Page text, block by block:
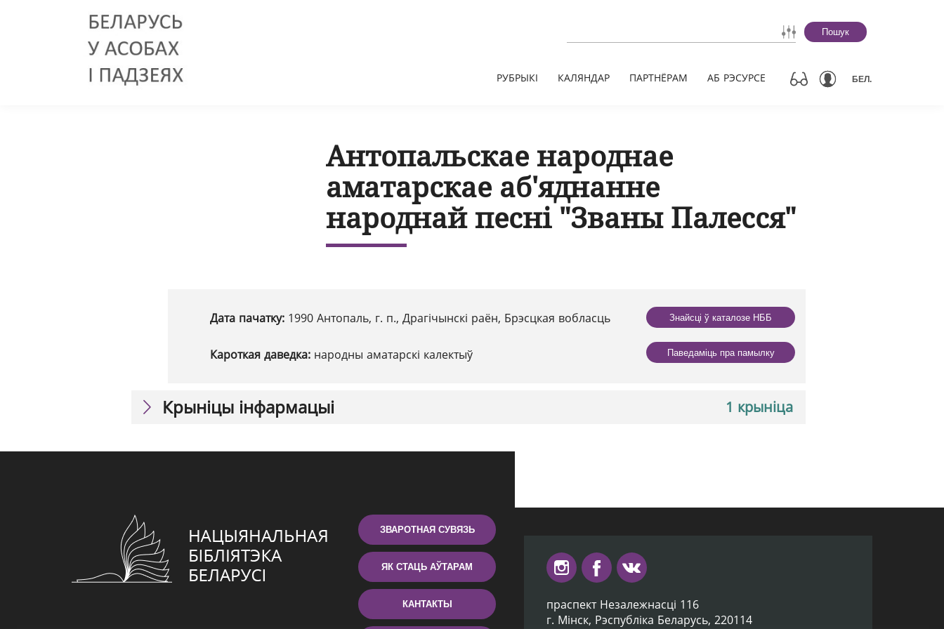
Пошук
РУБРЫКІ КАЛЯНДАР ПАРТНЁРАМ АБ РЭСУРСЕ БЕЛ.
Антопальскае народнае
аматарскае аб'яднанне
народнай песні "Званы Палесся"
Дата пачатку: 1990 Антопаль, г. п., Драгічынскі раён, Брэсцкая вобласць
Кароткая даведка: народны аматарскі калектыў
Знайсці ў каталозе НББ
Паведаміць пра памылку
1 крыніца
Крыніцы інфармацыі
ЗВАРОТНАЯ СУВЯЗЬ
ЯК СТАЦЬ АЎТАРАМ
КАНТАКТЫ
праспект Незалежнасці 116
г. Мiнск, Рэспубліка Беларусь, 220114